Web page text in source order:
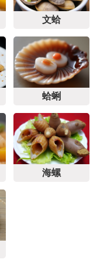
文蛤
蛤蜊
海螺